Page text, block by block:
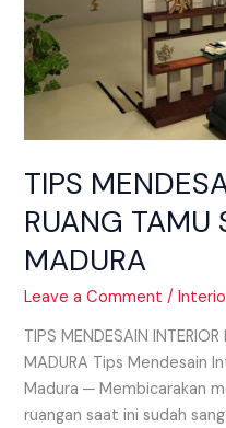
TIPS
RUANG TAMU
MADURA
Leave a Comment /
TIPS MENDESAIN
MADURA Tips Mendesain
Madura ─ Membicarakan
ruangan saat ini sudah